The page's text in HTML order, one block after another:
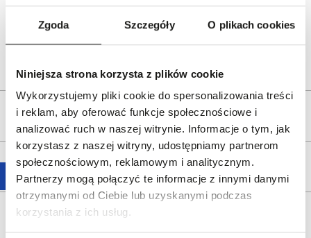
Zgoda Szczegóły O plikach cookies
Niniejsza strona korzysta z plików cookie
Wykorzystujemy pliki cookie do spersonalizowania treści
i reklam, aby oferować funkcje społecznościowe i
analizować ruch w naszej witrynie. Informacje o tym, jak
korzystasz z naszej witryny, udostępniamy partnerom
społecznościowym, reklamowym i analitycznym.
Partnerzy mogą połączyć te informacje z innymi danymi
otrzymanymi od Ciebie lub uzyskanymi podczas
korzystania z ich usług.
Dystrybutor:
W.KRUK S.A
ul. Pilotów 10, 31-462 Kraków
Opis produktu
Wysyłka
Reklamacje i zwroty